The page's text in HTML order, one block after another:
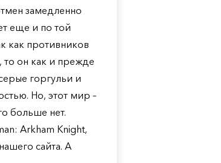
замедленно
еще и по той
как противников
то он как и прежде
горгульи и
Но, этот мир –
больше нет.
Arkham Knight,
сайта. А